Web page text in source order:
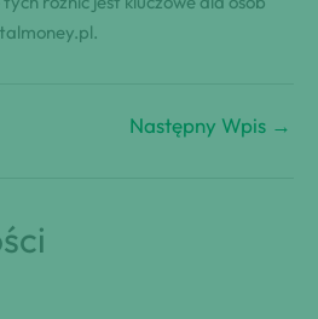
Następny Wpis →